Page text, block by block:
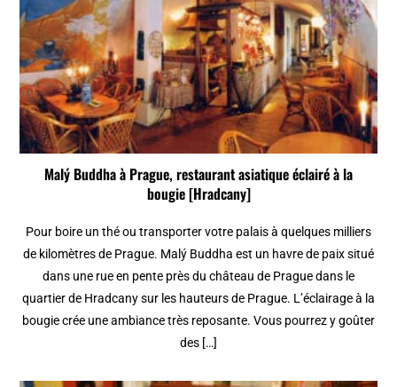
Malý Buddha à Prague, restaurant asiatique éclairé à la
bougie [Hradcany]
Pour boire un thé ou transporter votre palais à quelques milliers
de kilomètres de Prague. Malý Buddha est un havre de paix situé
dans une rue en pente près du château de Prague dans le
quartier de Hradcany sur les hauteurs de Prague. L’éclairage à la
bougie crée une ambiance très reposante. Vous pourrez y goûter
des […]